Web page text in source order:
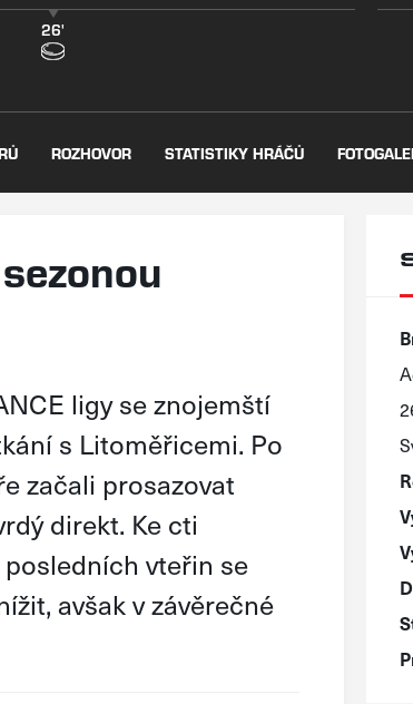
26'
ROZHOVOR STATISTIKY HRÁČŮ
ligy se znojemští
s Litoměřicemi. Po
začali prosazovat
direkt. Ke cti
vteřin se
avšak v závěrečné